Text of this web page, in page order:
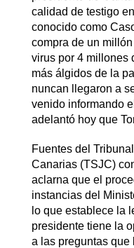
calidad de testigo
conocido como
compra de un
virus por 4 millones
más álgidos de la
nuncan llegaron a
venido informando
adelantó hoy que
Fuentes del
Canarias (TSJC)
aclarna que el
instancias del
lo que establece la
presidente tiene la
a las preguntas que